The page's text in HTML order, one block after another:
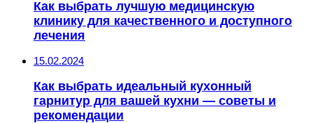
Как выбрать лучшую медицинскую
клинику для качественного и доступного
лечения
15.02.2024
Как выбрать идеальный кухонный
гарнитур для вашей кухни — советы и
рекомендации